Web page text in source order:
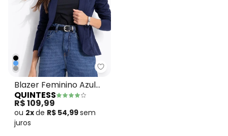
Quintess - Blazer Feminino
Blazer Feminino Azul
Marinho em Moletinho
com Botão Único
QUINTESS
R$ 109,99
ou 2xde R$ 54,99sem
juros